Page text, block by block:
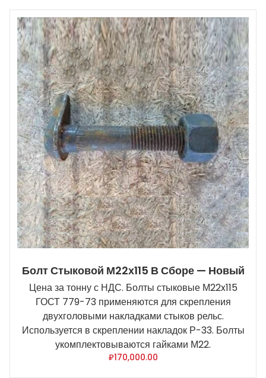
Болт Стыковой М22х115 В Сборе — Новый
Цена за тонну с НДС. Болты стыковые М22x115
ГОСТ 779-73 применяются для скрепления
двухголовыми накладками стыков рельс.
Используется в скреплении накладок Р-33. Болты
укомплектовываются гайками М22.
₽170,000.00